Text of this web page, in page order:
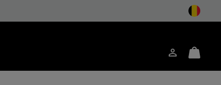
InloggenMini